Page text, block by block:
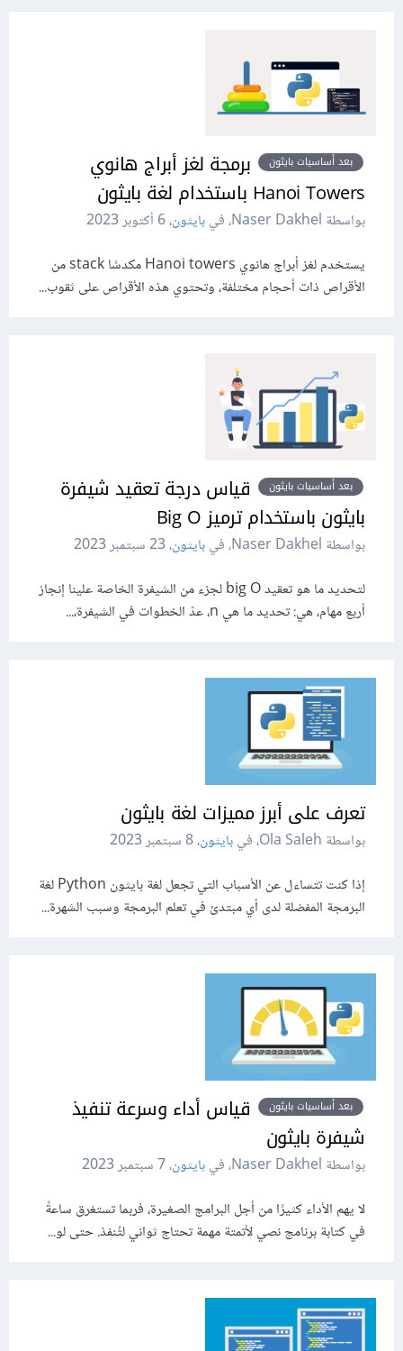
بعد أساسيات بايثون
برمجة لغز أبراج هانوي
Hanoi Towers باستخدام لغة بايثون
بواسطة Naser Dakhel، في بايثون،6 أكتوبر 2023
يستخدم لغز أبراج هانوي Hanoi towers مكدسًا stack من
الأقراص ذات أحجام مختلفة، وتحتوي هذه الأقراص على ثقوب...
بعد أساسيات بايثون
قياس درجة تعقيد شيفرة
بايثون باستخدام ترميز Big O
بواسطة Naser Dakhel، في بايثون،23 سبتمبر 2023
لتحديد ما هو تعقيد big O لجزء من الشيفرة الخاصة علينا إنجاز
أربع مهام، هي: تحديد ما هي n، عدّ الخطوات في الشيفرة،...
تعرف على أبرز مميزات لغة بايثون
بواسطة Ola Saleh، في بايثون،8 سبتمبر 2023
إذا كنت تتساءل عن الأسباب التي تجعل لغة بايثون Python لغة
البرمجة المفضلة لدى أي مبتدئ في تعلم البرمجة وسبب الشهرة...
بعد أساسيات بايثون
قياس أداء وسرعة تنفيذ
شيفرة بايثون
بواسطة Naser Dakhel، في بايثون،7 سبتمبر 2023
لا يهم الأداء كثيرًا من أجل البرامج الصغيرة، فربما تستغرق ساعةً
في كتابة برنامج نصي لأتمتة مهمة تحتاج ثواني لتُنفذ. حتى لو...